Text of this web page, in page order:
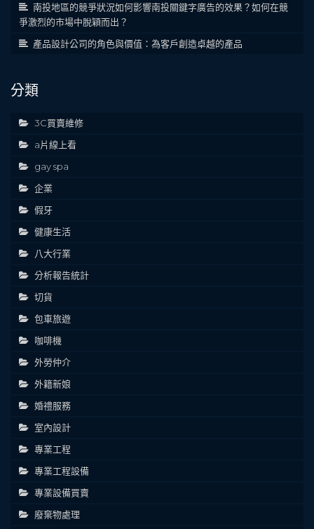
南投地區的競爭狀況如何影響南投關鍵字廣告的效果？如何在競
爭激烈的市場中脫穎而出？
產品設計公司的角色與價值：為客戶創造卓越的產品
分類
3C買賣維修
a片線上看
gay spa
企業
假牙
健康生活
八大行業
分析報告統計
切貨
包車旅遊
咖啡機
外勞仲介
外籍新娘
婚禮服務
室內設計
專業工程
專業工程設備
專業設備買賣
廢棄物處理